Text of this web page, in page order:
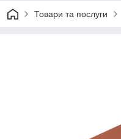
Товари та послуги